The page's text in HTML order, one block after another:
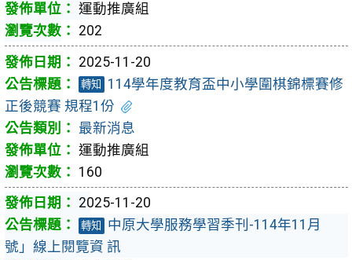
運動推廣組
202
2025-11-20
轉知
114學年度教育盃中小學圍棋錦標賽修
正後競賽 規程1份
最新消息
運動推廣組
160
2025-11-20
轉知
中原大學服務學習季刊-114年11月
號」線上閱覽資 訊